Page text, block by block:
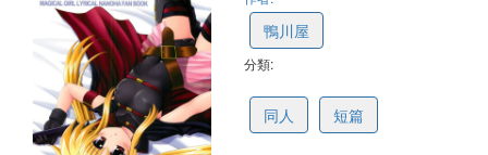
鴨川屋
分類:
同人 短篇